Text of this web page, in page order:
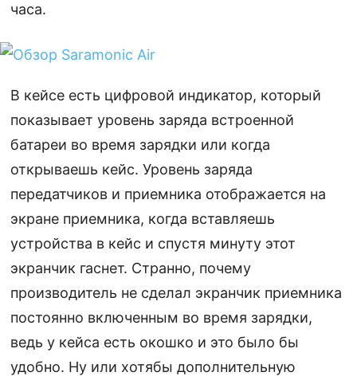
часа.
В кейсе есть цифровой индикатор, который
показывает уровень заряда встроенной
батареи во время зарядки или когда
открываешь кейс. Уровень заряда
передатчиков и приемника отображается на
экране приемника, когда вставляешь
устройства в кейс и спустя минуту этот
экранчик гаснет. Странно, почему
производитель не сделал экранчик приемника
постоянно включенным во время зарядки,
ведь у кейса есть окошко и это было бы
удобно. Ну или хотябы дополнительную